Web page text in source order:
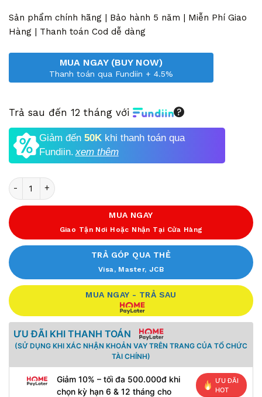
13,480,000 VND.
là:
8,550,000 VND.
Sản phẩm chính hãng | Bảo hành 5 năm | Miễn Phí Giao
Hàng | Thanh toán Cod dễ dàng
MUA NGAY (BUY NOW)
Thanh toán qua Fundiin + 4.5%
Trả sau đến 12 tháng với
Giảm đến 50K khi thanh toán qua
Fundiin.xem thêm
Số lượng
MUA NGAY
Giao Tận Nơi Hoặc Nhận Tại Cửa Hàng
TRẢ GÓP QUA THẺ
Visa, Master, JCB
MUA NGAY - TRẢ SAU
ƯU ĐÃI KHI THANH TOÁN
(SỬ DỤNG KHI XÁC NHẬN KHOẢN VAY TRÊN TRANG CỦA TỔ CHỨC
TÀI CHÍNH)
Giảm 10% – tối đa 500.000đ khi
chọn kỳ hạn 6 & 12 tháng cho
ƯU ĐÃI
HOT